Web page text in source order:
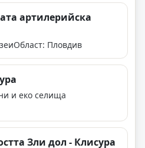
артилерийска
Област: Пловдив
и еко селища
Зли дол - Клисура